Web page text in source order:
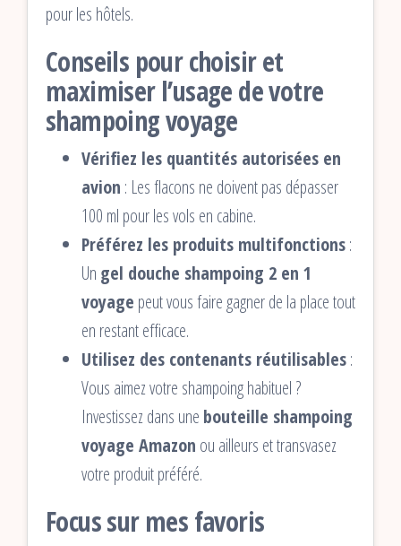
pour les hôtels.
Conseils pour choisir et
maximiser l’usage de votre
shampoing voyage
Vérifiez les quantités autorisées en
avion : Les flacons ne doivent pas dépasser
100 ml pour les vols en cabine.
Préférez les produits multifonctions:
Un gel douche shampoing 2 en 1
voyage peut vous faire gagner de la place tout
en restant efficace.
Utilisez des contenants réutilisables:
Vous aimez votre shampoing habituel ?
Investissez dans une bouteille shampoing
voyage Amazon ou ailleurs et transvasez
votre produit préféré.
Focus sur mes favoris